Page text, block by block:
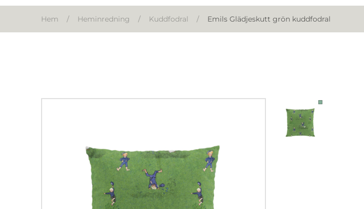
Hem / Heminredning / Kuddfodral / Emils Glädjeskutt grön kuddfodral